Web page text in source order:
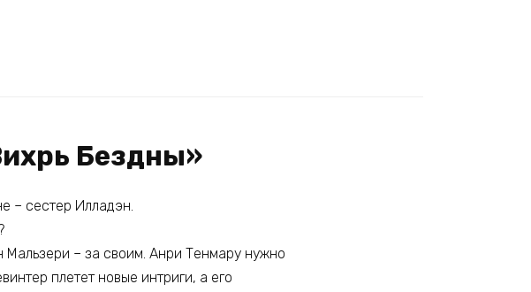
Бездны»
– сестер Илладэн.
Мальзери – за своим. Анри Тенмару нужно
плетет новые интриги, а его